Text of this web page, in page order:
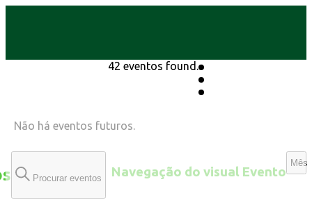
42 eventos found.
Não há eventos futuros.
Procurar eventos Navegação do visual Evento
Mês